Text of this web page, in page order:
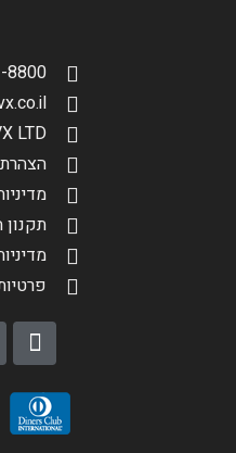
8800
LTD